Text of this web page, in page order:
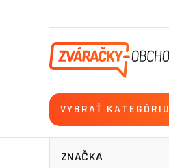
VYBRAŤ KATEGÓRIU
ZNAČKA